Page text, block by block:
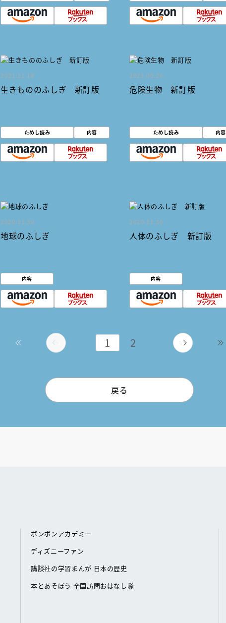
2021.11.18
生きもののふしぎ 新訂版
ためし読み 内容
2021.06.26
危険生物 新訂版
ためし読み 内容
2020.11.30
地球のふしぎ
内容
2020.11.30
人体のふしぎ 新訂版
内容
1 2
戻る
ボンボンアカデミー
ディズニーファン
講談社の学習まんが 日本の歴史
本とあそぼう 全国訪問おはなし隊